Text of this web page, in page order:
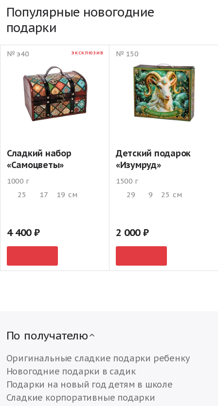
Популярные новогодние
подарки
№ э40 ЭКСКЛЮЗИВ
Сладкий набор
«Самоцветы»
1000 г
25
17 19 см
4 400
№ 150
Детский подарок
«Изумруд»
1500 г
29
9 25 см
2 000
По получателю
Оригинальные сладкие подарки ребенку
Новогодние подарки в садик
Подарки на новый год детям в школе
Сладкие корпоративные подарки